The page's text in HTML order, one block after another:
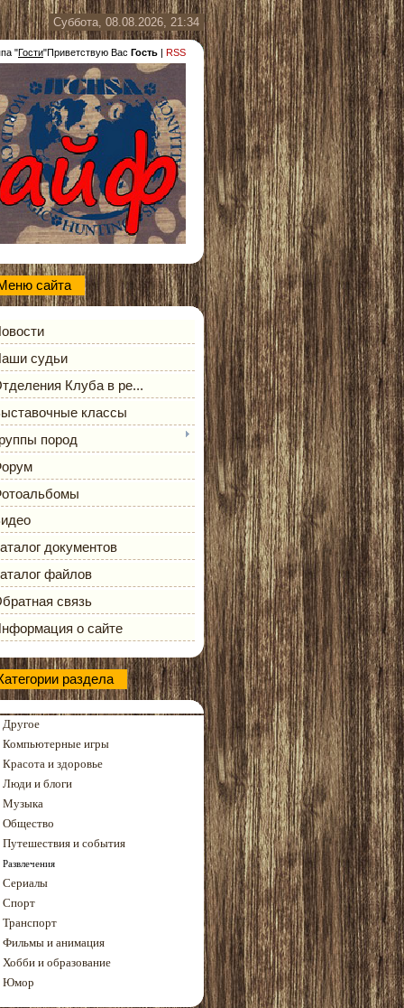
Суббота, 08.08.2026, 21:34
"Гости"Приветствую Вас Гость | RSS
сайта
судьи
Клуба в ре...
классы
пород
документов
файлов
связь
о сайте
раздела
Другое
Компьютерные игры
Красота и здоровье
Люди и блоги
Музыка
Общество
Путешествия и события
Развлечения
Сериалы
Спорт
Транспорт
Фильмы и анимация
Хобби и образование
Юмор